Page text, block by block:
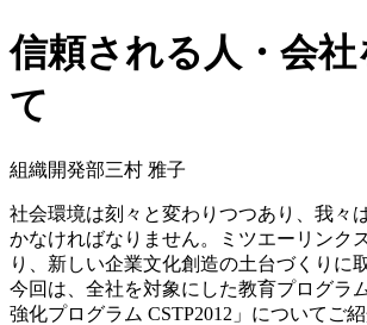
信頼される人・会社
て
組織開発部三村 雅子
社会環境は刻々と変わりつつあり、我々
かなければなりません。ミツエーリンク
り、新しい企業文化創造の土台づくりに
今回は、全社を対象にした教育プログラ
強化プログラム CSTP2012」についてご紹